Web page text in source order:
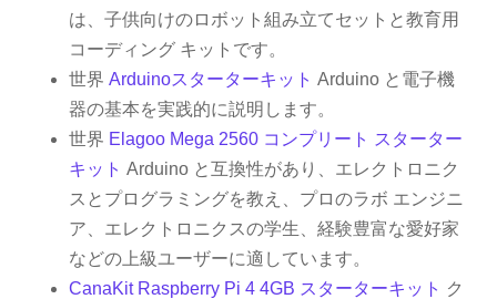
は、子供向けのロボット組み立てセットと教育用
コーディング キットです。
世界Arduinoスターターキット Arduino と電子機
器の基本を実践的に説明します。
世界 Elagoo Mega 2560 コンプリート スターター
キット Arduino と互換性があり、エレクトロニク
スとプログラミングを教え、プロのラボ エンジニ
ア、エレクトロニクスの学生、経験豊富な愛好家
などの上級ユーザーに適しています。
CanaKit Raspberry Pi 4 4GB スターターキット ク